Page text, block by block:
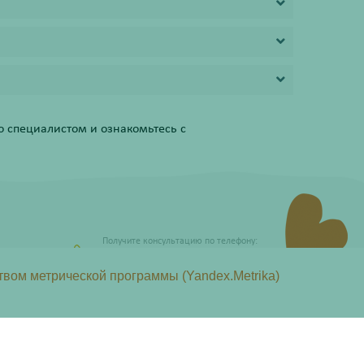
специалистом и ознакомьтесь с
Получите консультацию по телефону:
метрической программы (Yandex.Metrika)